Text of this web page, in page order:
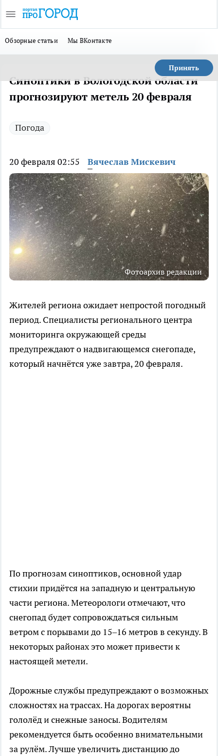
Обзорные статьи Мы ВКонтакте
Принять
Синоптики в Вологодской области
прогнозируют метель 20 февраля
Погода
20 февраля 02:55 Вячеслав Мискевич
Фотоархив редакции
Жителей региона ожидает непростой погодный
период. Специалисты регионального центра
мониторинга окружающей среды
предупреждают о надвигающемся снегопаде,
который начнётся уже завтра, 20 февраля.
По прогнозам синоптиков, основной удар
стихии придётся на западную и центральную
части региона. Метеорологи отмечают, что
снегопад будет сопровождаться сильным
ветром с порывами до 15–16 метров в секунду. В
некоторых районах это может привести к
настоящей метели.
Дорожные службы предупреждают о возможных
сложностях на трассах. На дорогах вероятны
гололёд и снежные заносы. Водителям
рекомендуется быть особенно внимательными
за рулём. Лучше увеличить дистанцию до